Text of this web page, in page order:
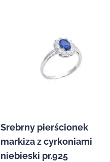
Srebrny pierścionek
markiza z cyrkoniami
niebieski pr.925